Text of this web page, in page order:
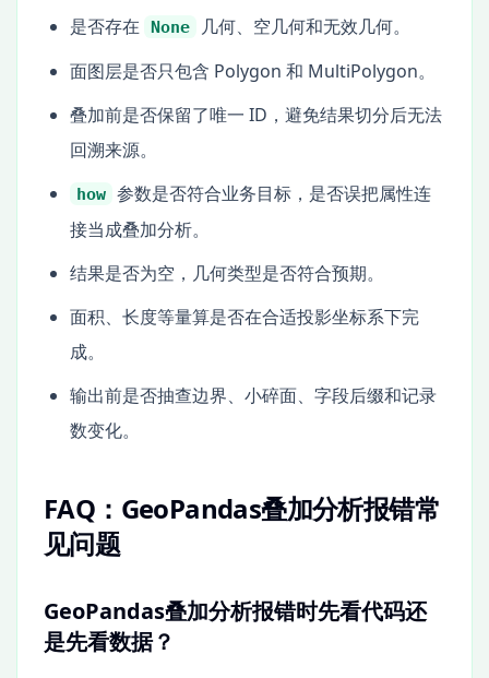
是否存在
None
几何、空几何和无效几何。
面图层是否只包含 Polygon 和 MultiPolygon。
叠加前是否保留了唯一 ID，避免结果切分后无法
回溯来源。
how 参数是否符合业务目标，是否误把属性连
接当成叠加分析。
结果是否为空，几何类型是否符合预期。
面积、长度等量算是否在合适投影坐标系下完
成。
输出前是否抽查边界、小碎面、字段后缀和记录
数变化。
FAQ：GeoPandas叠加分析报错常
见问题
GeoPandas叠加分析报错时先看代码还
是先看数据？